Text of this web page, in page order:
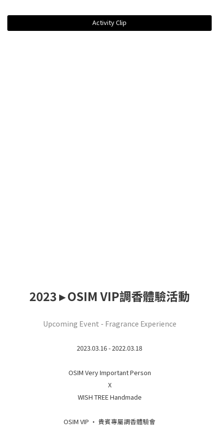
Activity Clip
2023 ▸ OSIM VIP調香體驗活動
Upcoming Event - Fragrance Experience
2023.03.16 - 2022.03.18
OSIM Very Important Person
X
WISH TREE Handmade
OSIM VIP · 貴賓專屬調香體驗會